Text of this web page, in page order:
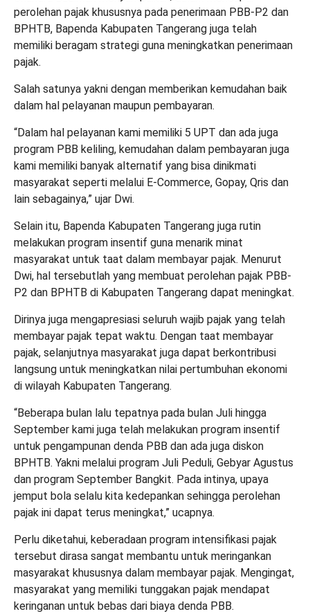
perolehan pajak khususnya pada penerimaan PBB-P2 dan
BPHTB, Bapenda Kabupaten Tangerang juga telah
memiliki beragam strategi guna meningkatkan penerimaan
pajak.
Salah satunya yakni dengan memberikan kemudahan baik
dalam hal pelayanan maupun pembayaran.
“Dalam hal pelayanan kami memiliki 5 UPT dan ada juga
program PBB keliling, kemudahan dalam pembayaran juga
kami memiliki banyak alternatif yang bisa dinikmati
masyarakat seperti melalui E-Commerce, Gopay, Qris dan
lain sebagainya,” ujar Dwi.
Selain itu, Bapenda Kabupaten Tangerang juga rutin
melakukan program insentif guna menarik minat
masyarakat untuk taat dalam membayar pajak. Menurut
Dwi, hal tersebutlah yang membuat perolehan pajak PBB-
P2 dan BPHTB di Kabupaten Tangerang dapat meningkat.
Dirinya juga mengapresiasi seluruh wajib pajak yang telah
membayar pajak tepat waktu. Dengan taat membayar
pajak, selanjutnya masyarakat juga dapat berkontribusi
langsung untuk meningkatkan nilai pertumbuhan ekonomi
di wilayah Kabupaten Tangerang.
“Beberapa bulan lalu tepatnya pada bulan Juli hingga
September kami juga telah melakukan program insentif
untuk pengampunan denda PBB dan ada juga diskon
BPHTB. Yakni melalui program Juli Peduli, Gebyar Agustus
dan program September Bangkit. Pada intinya, upaya
jemput bola selalu kita kedepankan sehingga perolehan
pajak ini dapat terus meningkat,” ucapnya.
Perlu diketahui, keberadaan program intensifikasi pajak
tersebut dirasa sangat membantu untuk meringankan
masyarakat khususnya dalam membayar pajak. Mengingat,
masyarakat yang memiliki tunggakan pajak mendapat
keringanan untuk bebas dari biaya denda PBB.